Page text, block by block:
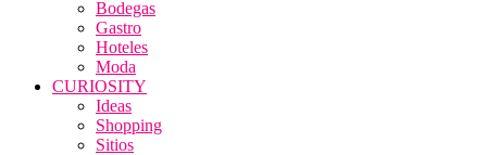
Bodegas
Gastro
Hoteles
Moda
CURIOSITY
Ideas
Shopping
Sitios